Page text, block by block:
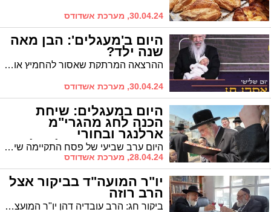
30.04.24, מערכת אשדודס
היום ב'מעגלים': הבן מאה
שנה ילד?
ההרצאה המרתקת שאסור להחמיץ אותה: הרה"ג רבי צבי קושלבסקי שליט"א, שנס הולדת בנו הסעיר את העולם. כל הפרטים
30.04.24, מערכת אשדודס
היום במעגלים: שיחת
הכנה לחג מהגרי"מ
ארלנגר ובחורי
הישיבות נערכים לטיול היום ערב שביעי של פסח התקיימה שיחת הכנה לחג מפי הגרי"מ ארלנגר שליט"א * וגם: בחורי הישיבות ששקדו בימי בין הזמנים יהנו מטיול לאחר הפסח
28.04.24, מערכת אשדודס
יו"ר המועה"ד בביקור אצל
הרב רוזה
ביקור חג: הרב עובדיה דהן יו"ר המועצה הדתית ערך ביקור חג אצל הרה"ג ר' יעקב רוז'ה מומחה בתחום הקבורה וזיהוי חללים והעלו פסקי הלכה ודיונים מאז אסון טבח שמחת תורה